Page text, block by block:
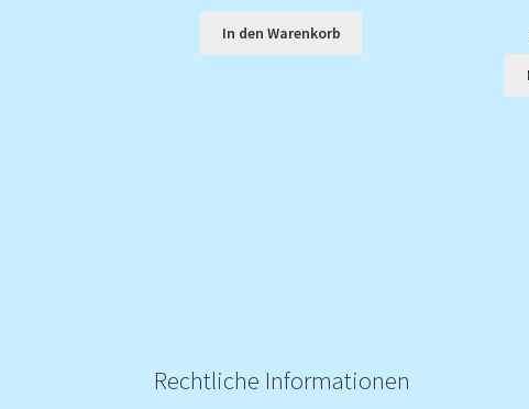
In den Warenkorb
Rechtliche Informationen